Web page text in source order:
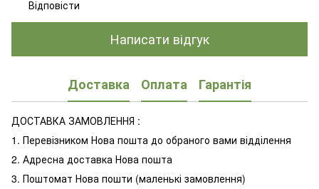
Відповісти
Написати відгук
Доставка Оплата Гарантія
ДОСТАВКА ЗАМОВЛЕННЯ :
1. Перевізником Нова пошта до обраного вами відділення
2. Адресна доставка Нова пошта
3. Поштомат Нова пошти (маленькі замовлення)